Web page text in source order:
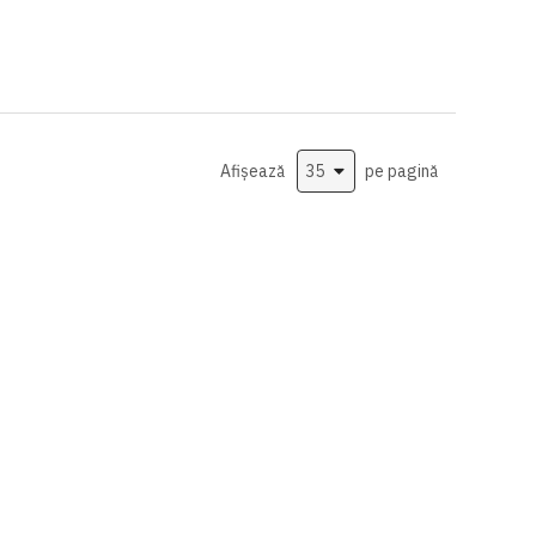
Afișează
pe pagină